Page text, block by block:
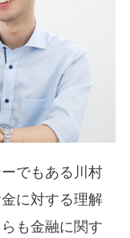
でもある川村
に対する理解
も金融に関す